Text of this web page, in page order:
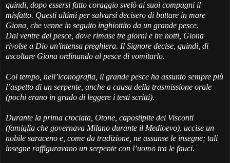
quindi, dopo essersi fatto coraggio svelò ai suoi compagni il
misfatto. Questi ultimi per salvarsi decisero di buttare in mare
Giona, che venne in seguito inghiottito da un grande pesce.
Dal ventre del pesce, dove rimase tre giorni e tre notti, Giona
rivolse a Dio un'intensa preghiera. Il Signore decise, quindi, di
ascoltare Giona ordinando al pesce di vomitarlo.
Col tempo, nell’iconografia, il grande pesce ha assunto sempre più
l’aspetto di un serpente, anche a causa della trasmissione orale
(pochi erano in grado di leggere i testi scritti).
Durante la prima crociata, Otone, capostipite dei Visconti
(famiglia che governava Milano durante il Medioevo), uccise un
nobile saraceno e, come da tradizione, ne assunse le insegne; tali
insegne raffiguravano un serpente con l’uomo tra le fauci.